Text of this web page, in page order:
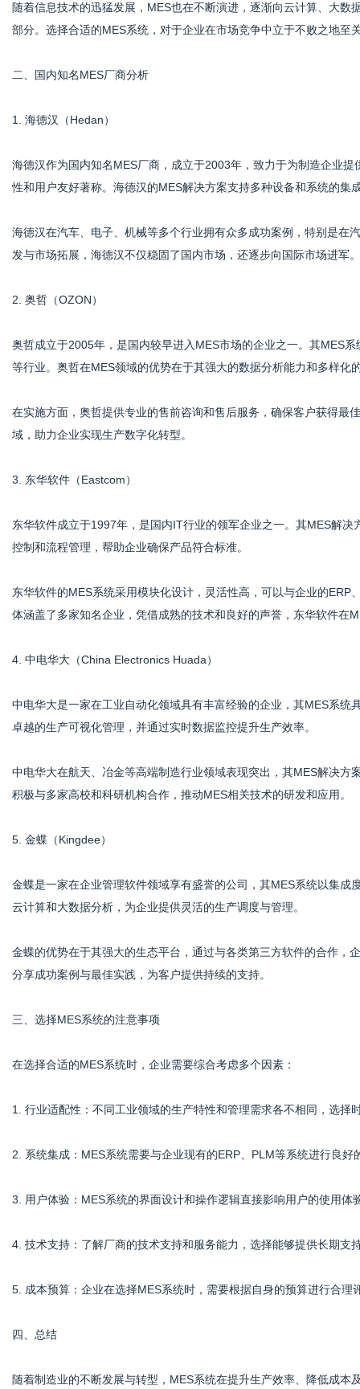
随着信息技术的迅猛发展，MES也在不断演进，逐渐向云计算、大
部分。选择合适的MES系统，对于企业在市场竞争中立于不败之地至
二、国内知名MES厂商分析
1. 海德汉（Hedan）
海德汉作为国内知名MES厂商，成立于2003年，致力于为制造企业
性和用户友好著称。海德汉的MES解决方案支持多种设备和系统的集
海德汉在汽车、电子、机械等多个行业拥有众多成功案例，特别是在
发与市场拓展，海德汉不仅稳固了国内市场，还逐步向国际市场进军。
2. 奥哲（OZON）
奥哲成立于2005年，是国内较早进入MES市场的企业之一。其MES
等行业。奥哲在MES领域的优势在于其强大的数据分析能力和多样化
在实施方面，奥哲提供专业的售前咨询和售后服务，确保客户获得最
域，助力企业实现生产数字化转型。
3. 东华软件（Eastcom）
东华软件成立于1997年，是国内IT行业的领军企业之一。其MES解
控制和流程管理，帮助企业确保产品符合标准。
东华软件的MES系统采用模块化设计，灵活性高，可以与企业的
体涵盖了多家知名企业，凭借成熟的技术和良好的声誉，东华软件在
4. 中电华大（China Electronics Huada）
中电华大是一家在工业自动化领域具有丰富经验的企业，其MES系
卓越的生产可视化管理，并通过实时数据监控提升生产效率。
中电华大在航天、冶金等高端制造行业领域表现突出，其MES解决
积极与多家高校和科研机构合作，推动MES相关技术的研发和应用。
5. 金蝶（Kingdee）
金蝶是一家在企业管理软件领域享有盛誉的公司，其MES系统以集
云计算和大数据分析，为企业提供灵活的生产调度与管理。
金蝶的优势在于其强大的生态平台，通过与各类第三方软件的合作，
分享成功案例与最佳实践，为客户提供持续的支持。
三、选择MES系统的注意事项
在选择合适的MES系统时，企业需要综合考虑多个因素：
1. 行业适配性：不同工业领域的生产特性和管理需求各不相同，选择
2. 系统集成：MES系统需要与企业现有的ERP、PLM等系统进行良
3. 用户体验：MES系统的界面设计和操作逻辑直接影响用户的使用
4. 技术支持：了解厂商的技术支持和服务能力，选择能够提供长期支
5. 成本预算：企业在选择MES系统时，需要根据自身的预算进行合
四、总结
随着制造业的不断发展与转型，MES系统在提升生产效率、降低成